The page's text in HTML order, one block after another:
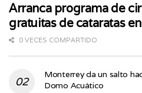
Arranca programa de
gratuitas de cataratas
0 VECES COMPARTIDO
Monterrey da un salto
Domo Acuático